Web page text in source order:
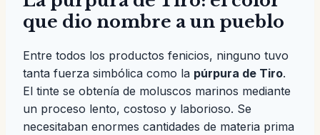
que dio nombre a un pueblo
Entre todos los productos fenicios, ninguno tuvo
tanta fuerza simbólica como la púrpura de Tiro.
El tinte se obtenía de moluscos marinos mediante
un proceso lento, costoso y laborioso. Se
necesitaban enormes cantidades de materia prima